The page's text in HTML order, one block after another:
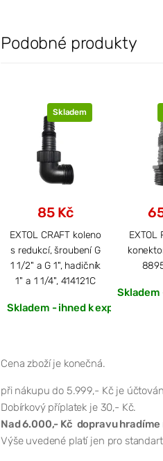
Podobné produkty
Skladem
85 Kč
EXTOL CRAFT koleno
s redukcí, šroubení G
1 1/2" a G 1", hadičník
1" a 1 1/4", 414121C
Skladem - ihned k expedici
EXTOL
Skladem
Cena zboží je konečná.
při nákupu do 5.999,- Kč je
Dobírkový příplatek je 30,- Kč.
Nad 6.000,- Kč dopravu hradíme
Výše uvedené platí jen pro